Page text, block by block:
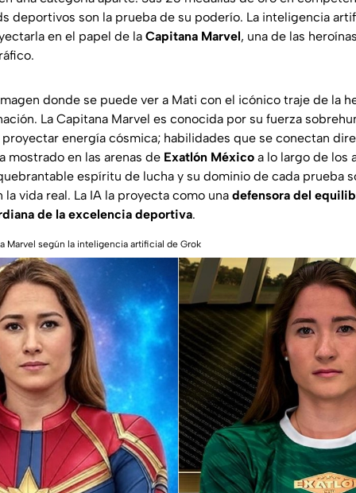
deportivos son la prueba de su poderío. La inteligencia
en el papel de la Capitana Marvel, una de las
donde se puede ver a Mati con el icónico traje de la
La Capitana Marvel es conocida por su fuerza
energía cósmica; habilidades que se conectan
mostrado en las arenas de Exatlón México a lo largo de los
espíritu de lucha y su dominio de cada prueba
vida real. La IA la proyecta como una defensora del
de la excelencia deportiva.
Marvel según la inteligencia artificial de Grok